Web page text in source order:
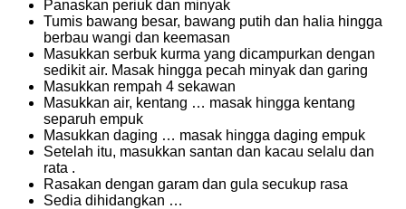
Panaskan periuk dan minyak
Tumis bawang besar, bawang putih dan halia hingga
berbau wangi dan keemasan
Masukkan serbuk kurma yang dicampurkan dengan
sedikit air. Masak hingga pecah minyak dan garing
Masukkan rempah 4 sekawan
Masukkan air, kentang … masak hingga kentang
separuh empuk
Masukkan daging … masak hingga daging empuk
Setelah itu, masukkan santan dan kacau selalu dan
rata .
Rasakan dengan garam dan gula secukup rasa
Sedia dihidangkan …